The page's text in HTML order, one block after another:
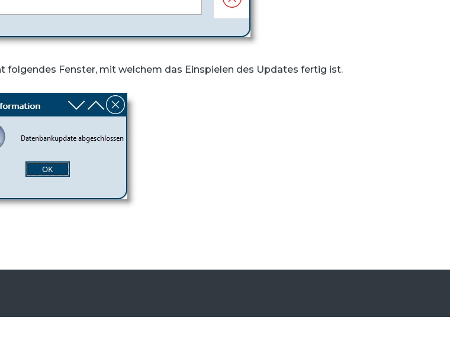
Fenster, mit welchem das Einspielen des Updates fertig ist.